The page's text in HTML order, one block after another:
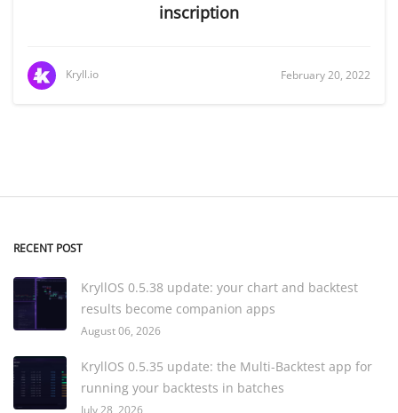
inscription
Kryll.io February 20, 2022
RECENT POST
KryllOS 0.5.38 update: your chart and backtest
results become companion apps
August 06, 2026
KryllOS 0.5.35 update: the Multi-Backtest app for
running your backtests in batches
July 28, 2026